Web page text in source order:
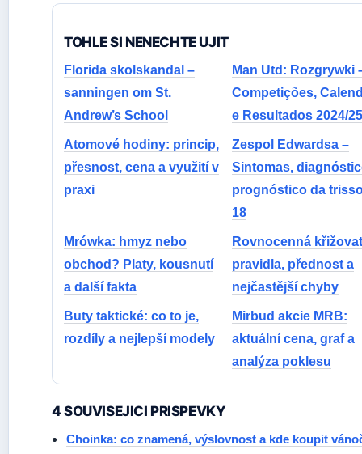
TOHLE SI NENECHTE UJIT
Florida skolskandal –
sanningen om St.
Andrew’s School
Man Utd: Rozgrywki
Competições,
e Resultados 2024/25
Atomové hodiny: princip,
přesnost, cena a využití v
praxi
Zespol Edwardsa –
Sintomas,
prognóstico da
18
Mrówka: hmyz nebo
obchod? Platy, kousnutí
a další fakta
Rovnocenná
pravidla, přednost a
nejčastější chyby
Buty taktické: co to je,
rozdíly a nejlepší modely
Mirbud akcie MRB:
aktuální cena, graf a
analýza poklesu
4 SOUVISEJICI PRISPEVKY
Choinka: co znamená, výslovnost a kde koupit